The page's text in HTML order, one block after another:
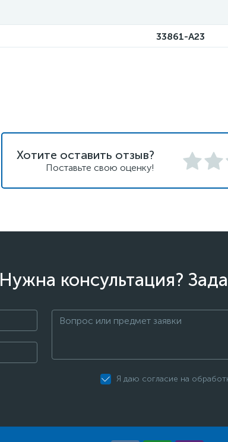
33861-A23
Хотите оставить отзыв?
Поставьте свою оценку!
Нужна консультация?
Я даю согласие на